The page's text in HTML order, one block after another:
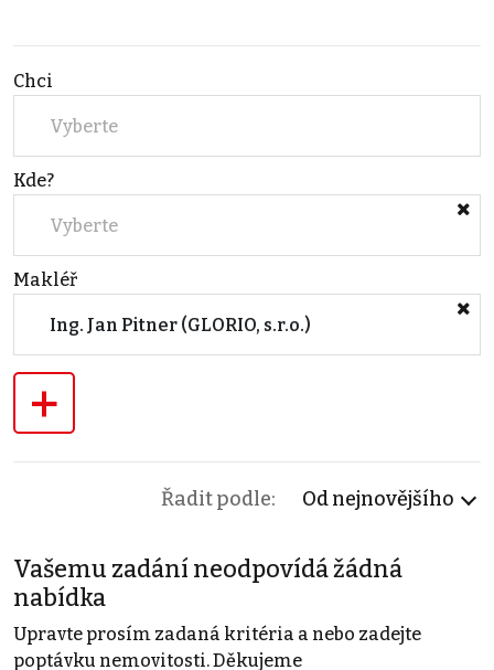
Chci
Vyberte
Kde?
Vyberte
Makléř
Ing. Jan Pitner (GLORIO, s.r.o.)
+
Řadit podle: Od nejnovějšího
Vašemu zadání neodpovídá žádná
nabídka
Upravte prosím zadaná kritéria a nebo zadejte
poptávku nemovitosti. Děkujeme